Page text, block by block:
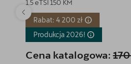
1.5 eTSI 150 KM
Rabat: 4 200 zł
Produkcja 2026!
Cena katalogowa: